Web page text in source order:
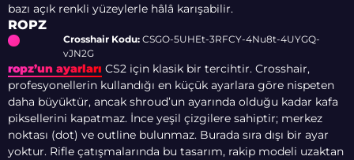
bazı açık renkli yüzeylerle hâlâ karışabilir.
ROPZ
Crosshair Kodu: CSGO-5UHEt-3RFCY-4Nu8t-4UYGQ-
vJN2G
ropz’un ayarları CS2 için klasik bir tercihtir. Crosshair,
profesyonellerin kullandığı en küçük ayarlara göre nispeten
daha büyüktür, ancak shroud’un ayarında olduğu kadar kafa
piksellerini kapatmaz. İnce yeşil çizgilere sahiptir; merkez
noktası (dot) ve outline bulunmaz. Burada sıra dışı bir ayar
yoktur. Rifle çatışmalarında bu tasarım, rakip modeli uzaktan